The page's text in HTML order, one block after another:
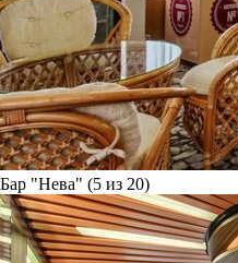
Бар "Нева" (5 из 20)